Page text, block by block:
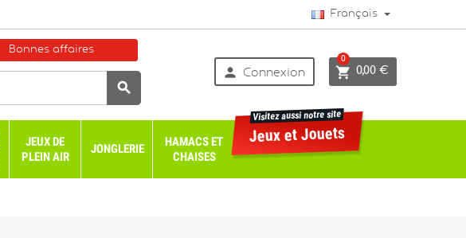
Français
Bonnes affaires

 Connexion  0,00 €
0
JEUX DE
PLEIN AIR
JONGLERIE
HAMACS ET
CHAISES
Jeux et Jouets
Visitez aussi notre site